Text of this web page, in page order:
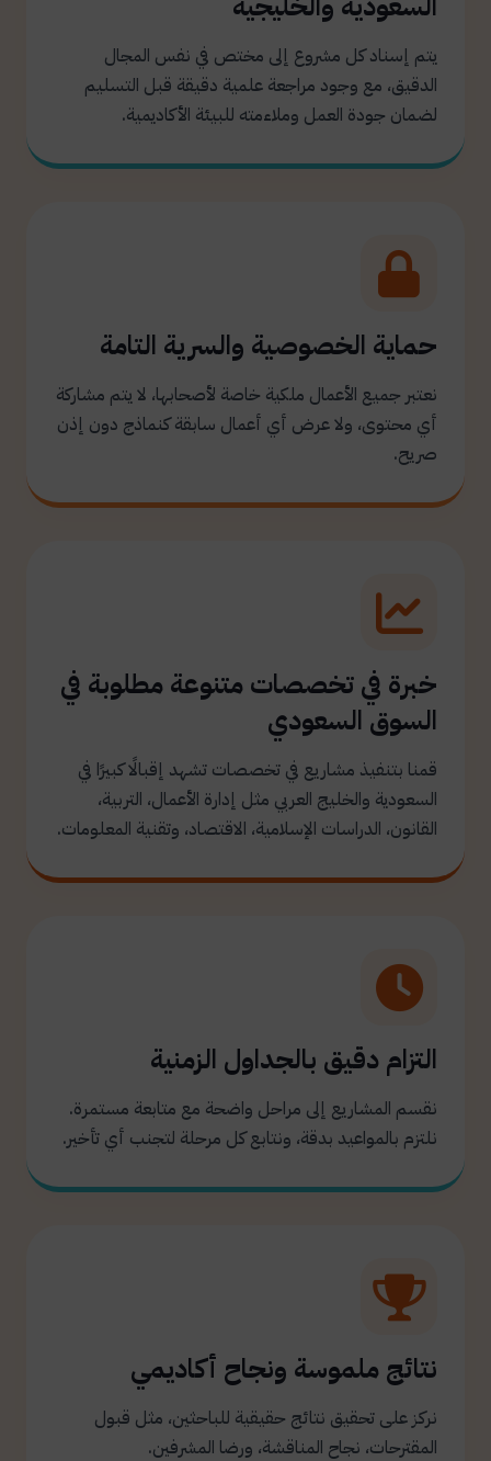
يتم إسناد كل مشروع إلى مختص في نفس المجال
الدقيق، مع وجود مراجعة علمية دقيقة قبل التسليم
لضمان جودة العمل وملاءمته للبيئة الأكاديمية.
حماية الخصوصية والسرية التامة
نعتبر جميع الأعمال ملكية خاصة لأصحابها، لا يتم مشاركة
أي محتوى، ولا عرض أي أعمال سابقة كنماذج دون إذن
صريح.
خبرة في تخصصات متنوعة مطلوبة في
السوق السعودي
قمنا بتنفيذ مشاريع في تخصصات تشهد إقبالًا كبيرًا في
السعودية والخليج العربي مثل إدارة الأعمال، التربية،
القانون، الدراسات الإسلامية، الاقتصاد، وتقنية المعلومات.
التزام دقيق بالجداول الزمنية
نقسم المشاريع إلى مراحل واضحة مع متابعة مستمرة.
نلتزم بالمواعيد بدقة، ونتابع كل مرحلة لتجنب أي تأخير.
نتائج ملموسة ونجاح أكاديمي
نركز على تحقيق نتائج حقيقية للباحثين، مثل قبول
المقترحات، نجاح المناقشة، ورضا المشرفين.